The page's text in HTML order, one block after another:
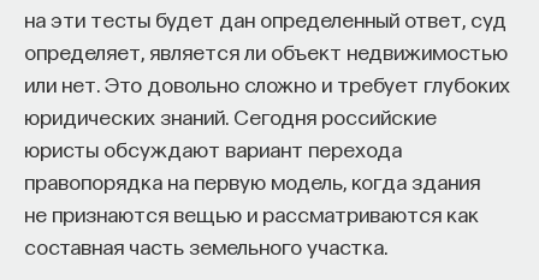
на эти тесты будет дан определенный ответ, суд
определяет, является ли объект недвижимостью
или нет. Это довольно сложно и требует глубоких
юридических знаний. Сегодня российские
юристы обсуждают вариант перехода
правопорядка на первую модель, когда здания
не признаются вещью и рассматриваются как
составная часть земельного участка.